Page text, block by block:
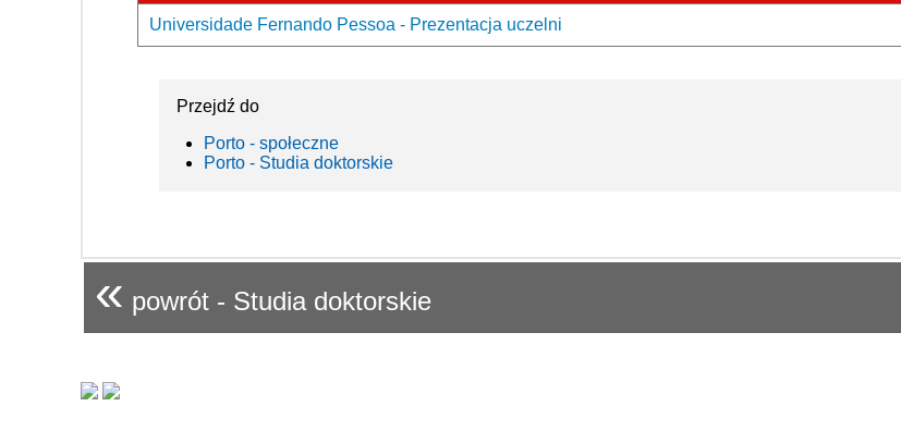
Universidade Fernando Pessoa - Prezentacja uczelni
Przejdź do
Porto - społeczne
Porto - Studia doktorskie
« powrót - Studia doktorskie